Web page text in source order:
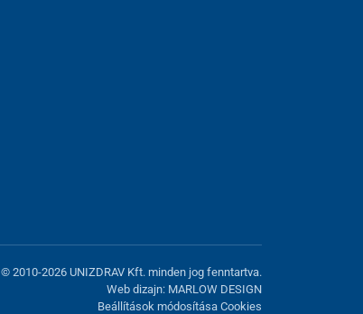
© 2010-2026 UNIZDRAV Kft. minden jog fenntartva.
Web dizajn: MARLOW DESIGN
Beállítások módosítása Cookies